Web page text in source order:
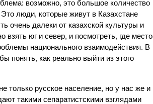
возможно, это большое количество
Это люди, которые живут в Казахстане
очень далеки от казахской культуры и
юг и север, и посмотреть, где место
национального взаимодействия. В
понять, как реально выйти из этого
только русское население, но у нас же и
такими сепаратистскими взглядами